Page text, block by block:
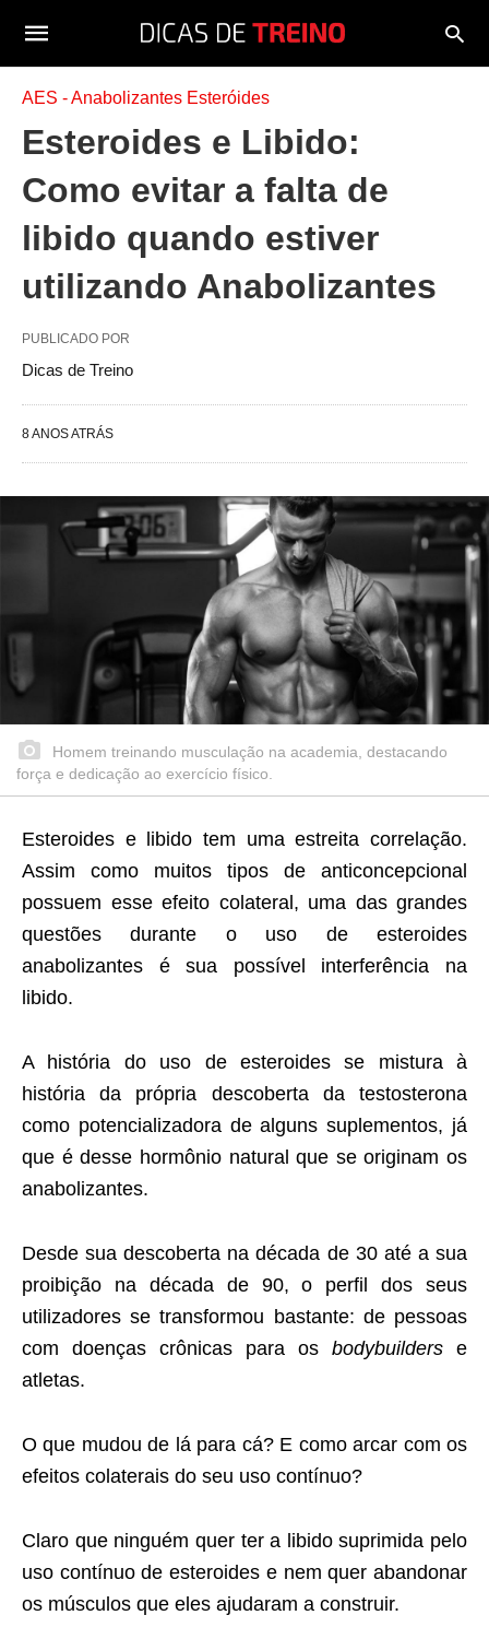
AES - Anabolizantes Esteróides
Esteroides e Libido:
Como evitar a falta de
libido quando estiver
utilizando Anabolizantes
PUBLICADO POR
Dicas de Treino
8 ANOS ATRÁS
Homem treinando musculação na academia, destacando
força e dedicação ao exercício físico.
Esteroides e libido tem uma estreita correlação.
Assim como muitos tipos de anticoncepcional
possuem esse efeito colateral, uma das grandes
questões durante o uso de esteroides
anabolizantes é sua possível interferência na
libido.
A história do uso de esteroides se mistura à
história da própria descoberta da testosterona
como potencializadora de alguns suplementos, já
que é desse hormônio natural que se originam os
anabolizantes.
Desde sua descoberta na década de 30 até a sua
proibição na década de 90, o perfil dos seus
utilizadores se transformou bastante: de pessoas
com doenças crônicas para os bodybuilders e
atletas.
O que mudou de lá para cá? E como arcar com os
efeitos colaterais do seu uso contínuo?
Claro que ninguém quer ter a libido suprimida pelo
uso contínuo de esteroides e nem quer abandonar
os músculos que eles ajudaram a construir.